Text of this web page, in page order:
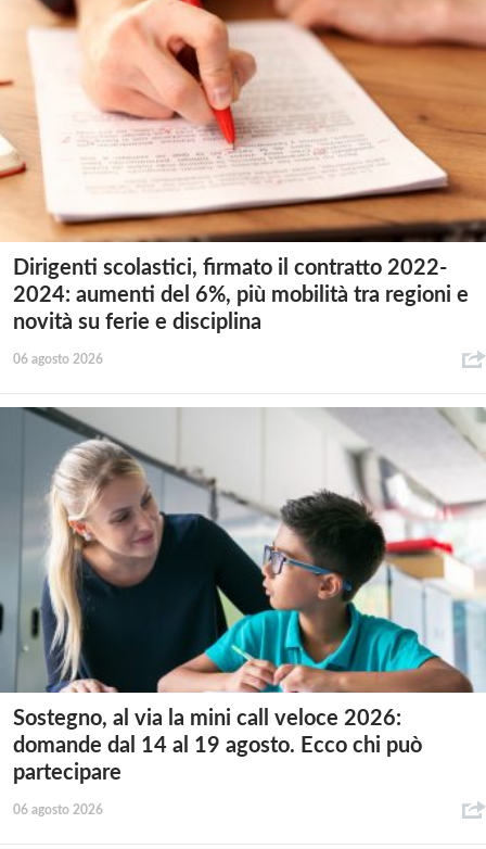
Dirigenti scolastici, firmato il contratto 2022-
2024: aumenti del 6%, più mobilità tra regioni e
novità su ferie e disciplina
06 agosto 2026
Sostegno, al via la mini call veloce 2026:
domande dal 14 al 19 agosto. Ecco chi può
partecipare
06 agosto 2026